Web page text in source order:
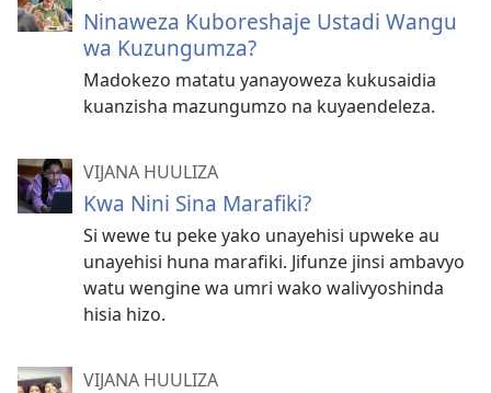
Ninaweza Kuboreshaje Ustadi Wangu
wa Kuzungumza?
Madokezo matatu yanayoweza kukusaidia
kuanzisha mazungumzo na kuyaendeleza.
VIJANA HUULIZA
Kwa Nini Sina Marafiki?
Si wewe tu peke yako unayehisi upweke au
unayehisi huna marafiki. Jifunze jinsi ambavyo
watu wengine wa umri wako walivyoshinda
hisia hizo.
VIJANA HUULIZA